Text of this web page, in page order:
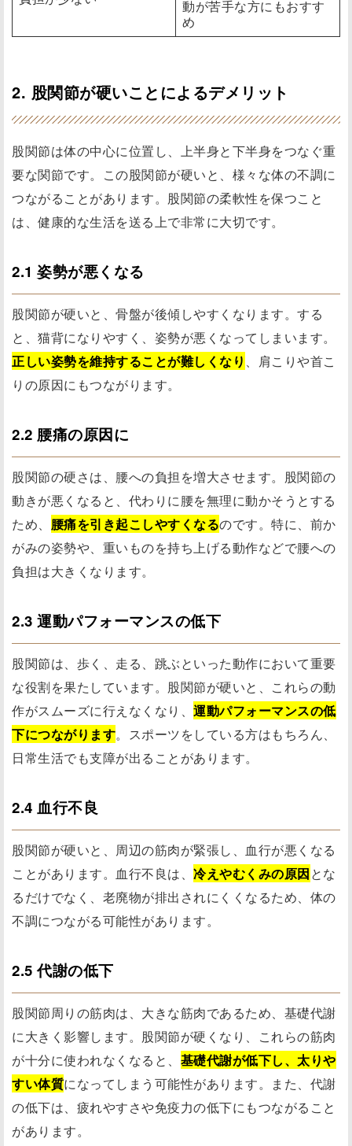
動が苦手な方にもおすす
め
2. 股関節が硬いことによるデメリット
股関節は体の中心に位置し、上半身と下半身をつなぐ重
要な関節です。この股関節が硬いと、様々な体の不調に
つながることがあります。股関節の柔軟性を保つこと
は、健康的な生活を送る上で非常に大切です。
2.1 姿勢が悪くなる
股関節が硬いと、骨盤が後傾しやすくなります。する
と、猫背になりやすく、姿勢が悪くなってしまいます。
正しい姿勢を維持することが難しくなり 、肩こりや首こ
りの原因にもつながります。
2.2 腰痛の原因に
股関節の硬さは、腰への負担を増大させます。股関節の
動きが悪くなると、代わりに腰を無理に動かそうとする
ため、 腰痛を引き起こしやすくなるのです。特に、前か
がみの姿勢や、重いものを持ち上げる動作などで腰への
負担は大きくなります。
2.3 運動パフォーマンスの低下
股関節は、歩く、走る、跳ぶといった動作において重要
な役割を果たしています。股関節が硬いと、これらの動
作がスムーズに行えなくなり、 運動パフォーマンスの低
下につながります。スポーツをしている方はもちろん、
日常生活でも支障が出ることがあります。
2.4 血行不良
股関節が硬いと、周辺の筋肉が緊張し、血行が悪くなる
ことがあります。血行不良は、 冷えやむくみの原因とな
るだけでなく、老廃物が排出されにくくなるため、体の
不調につながる可能性があります。
2.5 代謝の低下
股関節周りの筋肉は、大きな筋肉であるため、基礎代謝
に大きく影響します。股関節が硬くなり、これらの筋肉
が十分に使われなくなると、 基礎代謝が低下し、太りや
すい体質になってしまう可能性があります。また、代謝
の低下は、疲れやすさや免疫力の低下にもつながること
があります。